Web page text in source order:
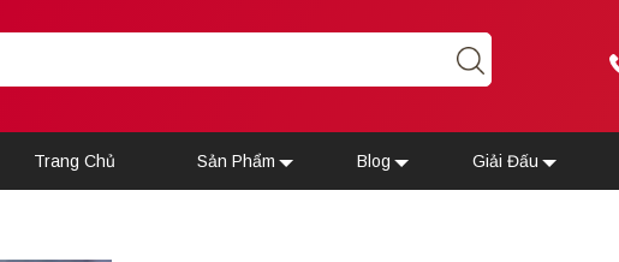
Trang Chủ Sản Phẩm Blog Giải Đấu